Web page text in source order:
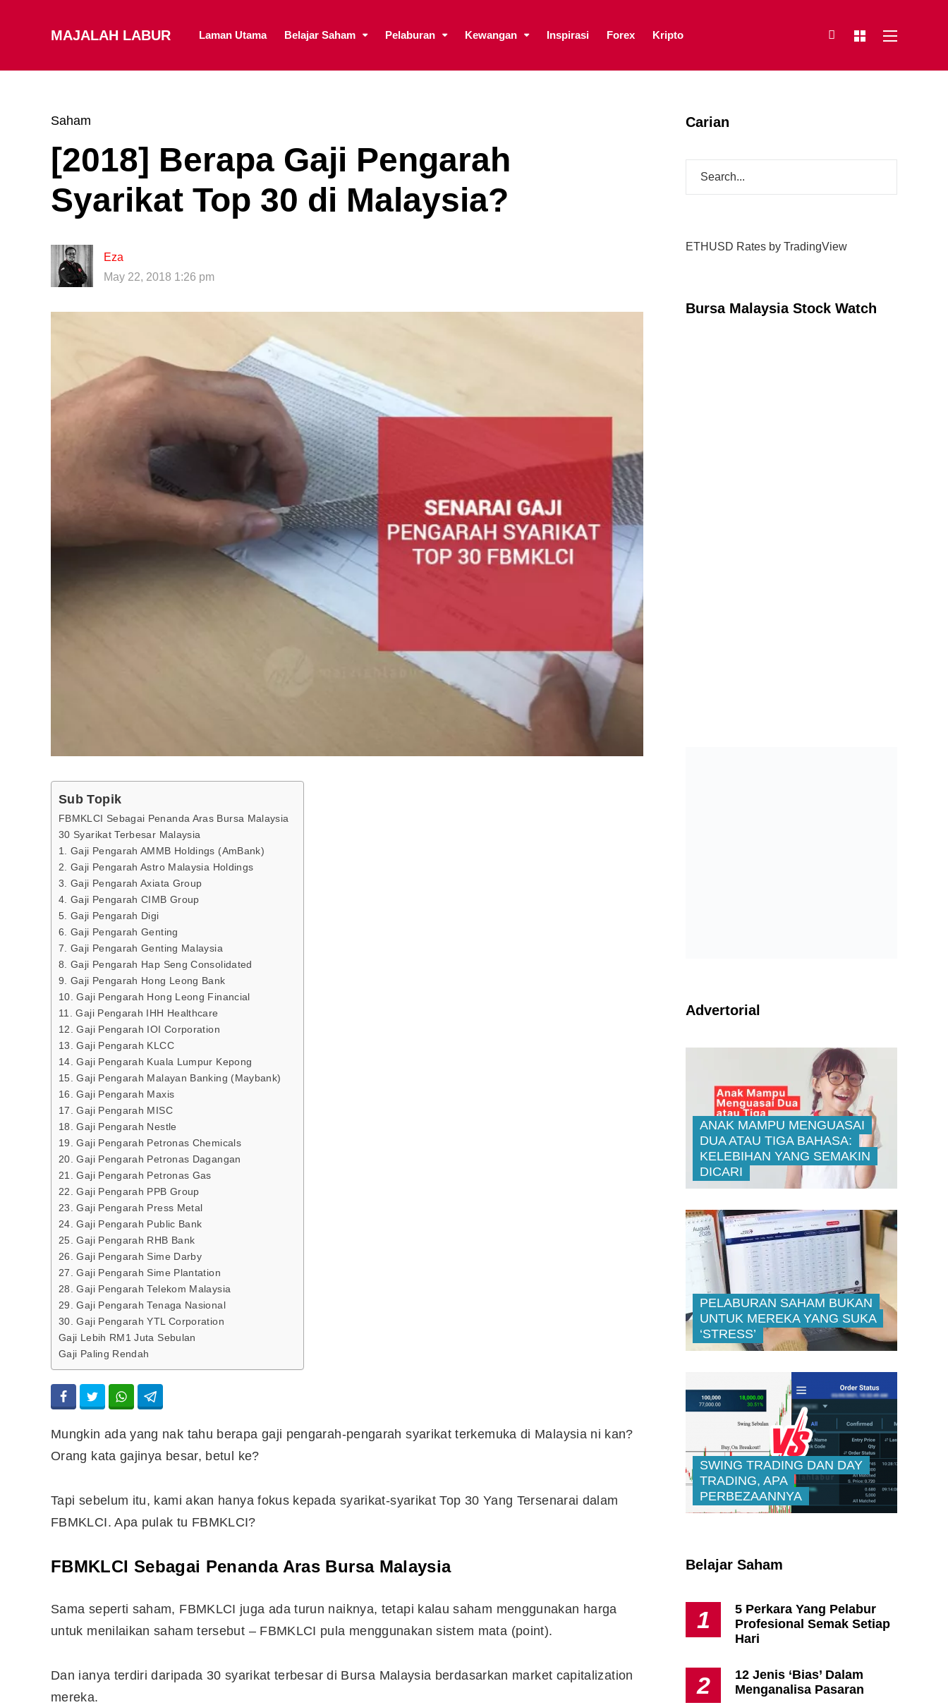
MAJALAH LABUR Laman Utama Belajar Saham Pelaburan Kewangan Inspirasi Forex Kripto
Saham
[2018] Berapa Gaji Pengarah
Syarikat Top 30 di Malaysia?
Eza
May 22, 2018 1:26 pm
Sub Topik
FBMKLCI Sebagai Penanda Aras Bursa Malaysia
30 Syarikat Terbesar Malaysia
1. Gaji Pengarah AMMB Holdings (AmBank)
2. Gaji Pengarah Astro Malaysia Holdings
3. Gaji Pengarah Axiata Group
4. Gaji Pengarah CIMB Group
5. Gaji Pengarah Digi
6. Gaji Pengarah Genting
7. Gaji Pengarah Genting Malaysia
8. Gaji Pengarah Hap Seng Consolidated
9. Gaji Pengarah Hong Leong Bank
10. Gaji Pengarah Hong Leong Financial
11. Gaji Pengarah IHH Healthcare
12. Gaji Pengarah IOI Corporation
13. Gaji Pengarah KLCC
14. Gaji Pengarah Kuala Lumpur Kepong
15. Gaji Pengarah Malayan Banking (Maybank)
16. Gaji Pengarah Maxis
17. Gaji Pengarah MISC
18. Gaji Pengarah Nestle
19. Gaji Pengarah Petronas Chemicals
20. Gaji Pengarah Petronas Dagangan
21. Gaji Pengarah Petronas Gas
22. Gaji Pengarah PPB Group
23. Gaji Pengarah Press Metal
24. Gaji Pengarah Public Bank
25. Gaji Pengarah RHB Bank
26. Gaji Pengarah Sime Darby
27. Gaji Pengarah Sime Plantation
28. Gaji Pengarah Telekom Malaysia
29. Gaji Pengarah Tenaga Nasional
30. Gaji Pengarah YTL Corporation
Gaji Lebih RM1 Juta Sebulan
Gaji Paling Rendah
Mungkin ada yang nak tahu berapa gaji pengarah-pengarah syarikat terkemuka di Malaysia ni kan?
Orang kata gajinya besar, betul ke?
Tapi sebelum itu, kami akan hanya fokus kepada syarikat-syarikat Top 30 Yang Tersenarai dalam
FBMKLCI. Apa pulak tu FBMKLCI?
FBMKLCI Sebagai Penanda Aras Bursa Malaysia
Sama seperti saham, FBMKLCI juga ada turun naiknya, tetapi kalau saham menggunakan harga
untuk menilaikan saham tersebut – FBMKLCI pula menggunakan sistem mata (point).
Dan ianya terdiri daripada 30 syarikat terbesar di Bursa Malaysia berdasarkan market capitalization
mereka.
Carian
ETHUSD Rates by TradingView
Bursa Malaysia Stock Watch
Advertorial
ANAK MAMPU MENGUASAI
DUA ATAU TIGA BAHASA:
KELEBIHAN YANG SEMAKIN
DICARI
PELABURAN SAHAM BUKAN
UNTUK MEREKA YANG SUKA
‘STRESS’
SWING TRADING DAN DAY
TRADING, APA
PERBEZAANNYA
Belajar Saham
1
5 Perkara Yang Pelabur
Profesional Semak Setiap
Hari
2
12 Jenis ‘Bias’ Dalam
Menganalisa Pasaran
Editor Picks
Saham di Bursa Malaysia
10 Aplikasi Perlu Ada Dalam
Syarikat Yang Beri Dividen
Apa Itu Fundamental Analysis
Yang Selalu Sifu Saham Sebut